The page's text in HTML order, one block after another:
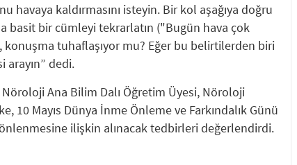
havaya kaldırmasını isteyin. Bir kol aşağıya doğru
basit bir cümleyi tekrarlatın ("Bugün hava çok
tuhaflaşıyor mu? Eğer bu belirtilerden biri
arayın” dedi.
Ana Bilim Dalı Öğretim Üyesi, Nöroloji
10 Mayıs Dünya İnme Önleme ve Farkındalık Günü
önlenmesine ilişkin alınacak tedbirleri değerlendirdi.